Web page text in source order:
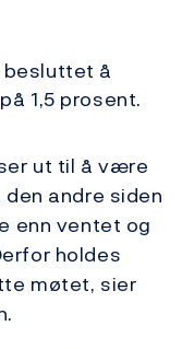
besluttet å
1,5 prosent.
ut til å være
andre siden
enn ventet og
holdes
møtet, sier